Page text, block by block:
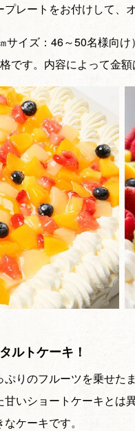
レートをお付けして、
イズ：46～50名様向け）
です。内容によって金額
ルトケーキ！
りのフルーツを乗せた
いショートケーキと
ケーキです。